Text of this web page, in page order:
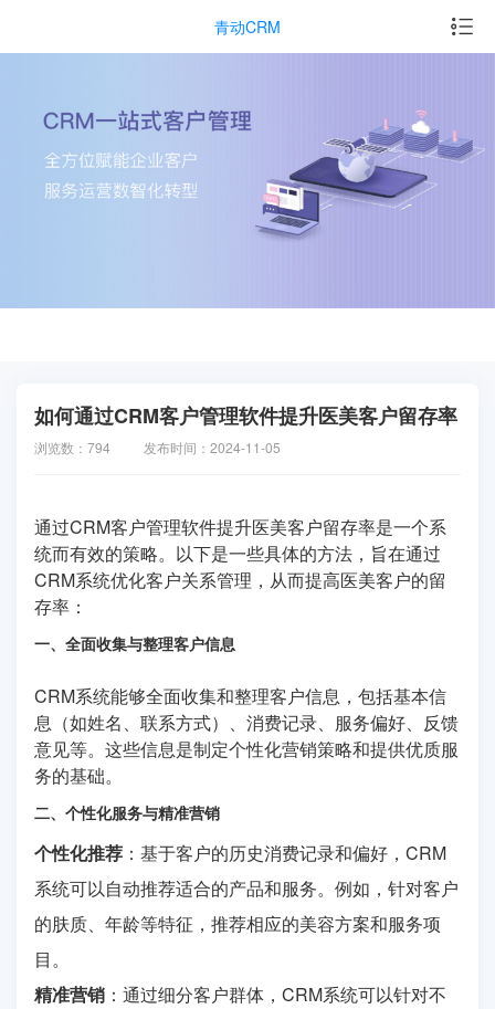
青动CRM
如何通过CRM客户管理软件提升医美客户留存率
浏览数：794 发布时间：2024-11-05
通过CRM客户管理软件提升医美客户留存率是一个系
统而有效的策略。以下是一些具体的方法，旨在通过
CRM系统优化客户关系管理，从而提高医美客户的留
存率：
一、全面收集与整理客户信息
CRM系统能够全面收集和整理客户信息，包括基本信
息（如姓名、联系方式）、消费记录、服务偏好、反馈
意见等。这些信息是制定个性化营销策略和提供优质服
务的基础。
二、个性化服务与精准营销
个性化推荐 ：基于客户的历史消费记录和偏好，CRM
系统可以自动推荐适合的产品和服务。例如，针对客户
的肤质、年龄等特征，推荐相应的美容方案和服务项
目。
精准营销 ：通过细分客户群体，CRM系统可以针对不